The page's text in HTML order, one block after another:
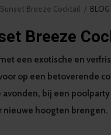
Sunset Breeze Cocktail BLOG
Breeze
een exotische en
op een betoverende
bij een
nieuwe hoogten brengen.